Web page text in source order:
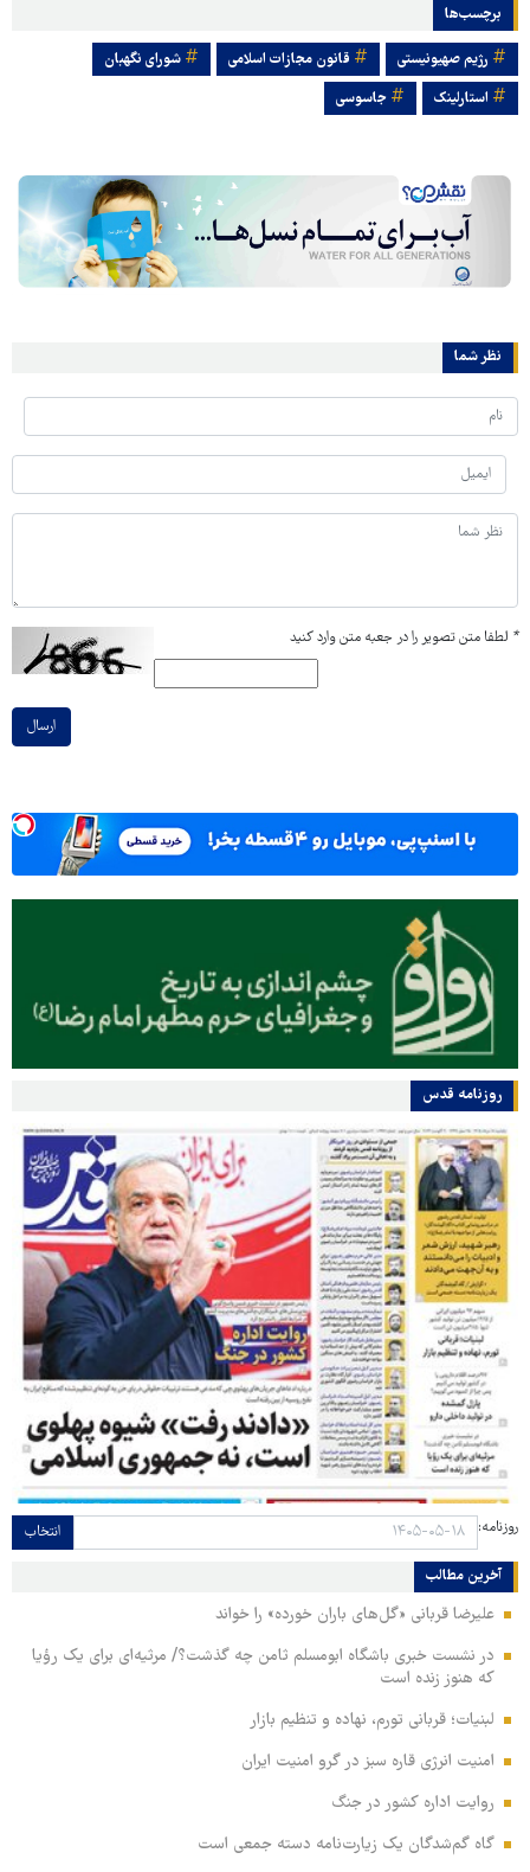
برچسب‌ها
رژیم صهیونیستی قانون مجازات اسلامی
شورای نگهبان
استارلینک
جاسوسی
نظر شما
* لطفا متن تصویر را در جعبه متن وارد کنید
ارسال
روزنامه قدس
روزنامه: انتخاب
آخرین مطالب
علیرضا قربانی «گل‌های باران خورده» را خواند
در نشست خبری باشگاه ابومسلم ثامن چه گذشت؟/ مرثیه‌ای برای یک رؤیا
که هنوز زنده است
لبنیات؛ قربانی تورم، نهاده و تنظیم بازار
امنیت انرژی قاره سبز در گرو امنیت ایران
روایت اداره کشور در جنگ
گاه گم‌شدگان یک زیارت‌نامه دسته جمعی است